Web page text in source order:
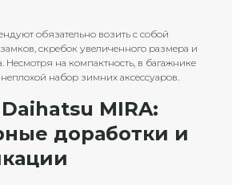
обязательно возить с собой
скребок увеличенного размера и
Несмотря на компактность, в багажнике
набор зимних аксессуаров.
MIRA:
доработки и